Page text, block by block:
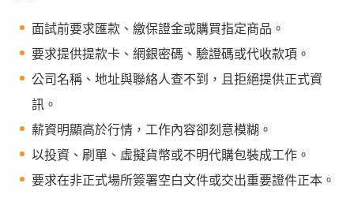
面試前要求匯款、繳保證金或購買指定商品。
要求提供提款卡、網銀密碼、驗證碼或代收款項。
公司名稱、地址與聯絡人查不到，且拒絕提供正式資
訊。
薪資明顯高於行情，工作內容卻刻意模糊。
以投資、刷單、虛擬貨幣或不明代購包裝成工作。
要求在非正式場所簽署空白文件或交出重要證件正本。